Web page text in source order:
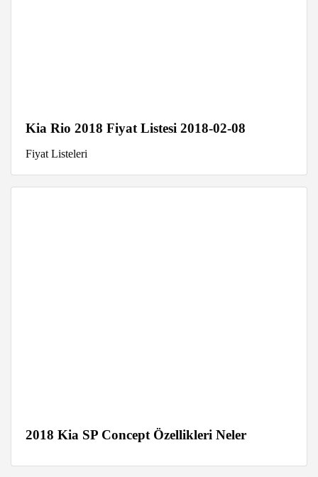
Kia Rio 2018 Fiyat Listesi 2018-02-08
Fiyat Listeleri
2018 Kia SP Concept Özellikleri Neler